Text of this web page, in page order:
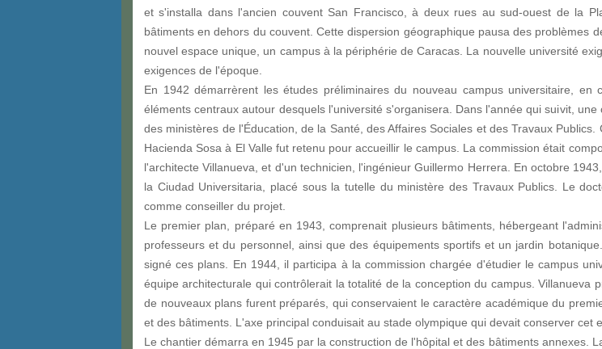
et s'installa dans l'ancien couvent San Francisco, à deux rues au sud-ouest de la
bâtiments en dehors du couvent. Cette dispersion géographique pausa des problèmes
nouvel espace unique, un campus à la périphérie de Caracas. La nouvelle université
exigences de l'époque.
En 1942 démarrèrent les études préliminaires du nouveau campus universitaire, en
éléments centraux autour desquels l'université s'organisera. Dans l'année qui suivit,
des ministères de l'Éducation, de la Santé, des Affaires Sociales et des Travaux
Hacienda Sosa à El Valle fut retenu pour accueillir le campus. La commission était
l'architecte Villanueva, et d'un technicien, l'ingénieur Guillermo Herrera. En octobre
la Ciudad Universitaria, placé sous la tutelle du ministère des Travaux Publics. Le
comme conseiller du projet.
Le premier plan, préparé en 1943, comprenait plusieurs bâtiments, hébergeant
professeurs et du personnel, ainsi que des équipements sportifs et un jardin
signé ces plans. En 1944, il participa à la commission chargée d'étudier le campus
équipe architecturale qui contrôlerait la totalité de la conception du campus. Villanueva
de nouveaux plans furent préparés, qui conservaient le caractère académique du
et des bâtiments. L'axe principal conduisait au stade olympique qui devait conserver cet
Le chantier démarra en 1945 par la construction de l'hôpital et des bâtiments annexes.